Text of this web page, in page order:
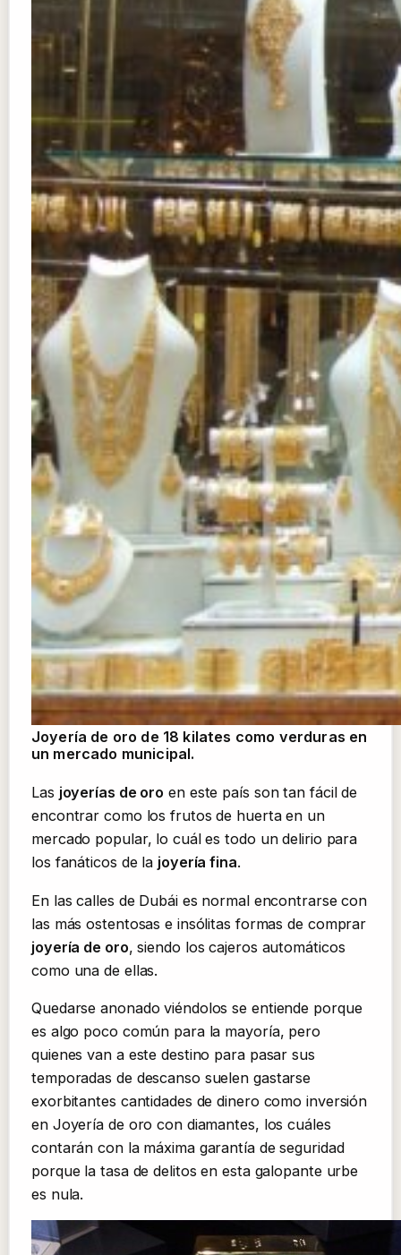
Joyería de oro de 18 kilates como verduras en
un mercado municipal.
Las joyerías de oro en este país son tan fácil de
encontrar como los frutos de huerta en un
mercado popular, lo cuál es todo un delirio para
los fanáticos de la joyería fina.
En las calles de Dubái es normal encontrarse con
las más ostentosas e insólitas formas de comprar
joyería de oro, siendo los cajeros automáticos
como una de ellas.
Quedarse anonado viéndolos se entiende porque
es algo poco común para la mayoría, pero
quienes van a este destino para pasar sus
temporadas de descanso suelen gastarse
exorbitantes cantidades de dinero como inversión
en Joyería de oro con diamantes, los cuáles
contarán con la máxima garantía de seguridad
porque la tasa de delitos en esta galopante urbe
es nula.